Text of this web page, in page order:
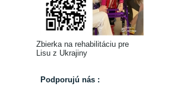
Zbierka na rehabilitáciu pre
Lisu z Ukrajiny
Podporujú nás :